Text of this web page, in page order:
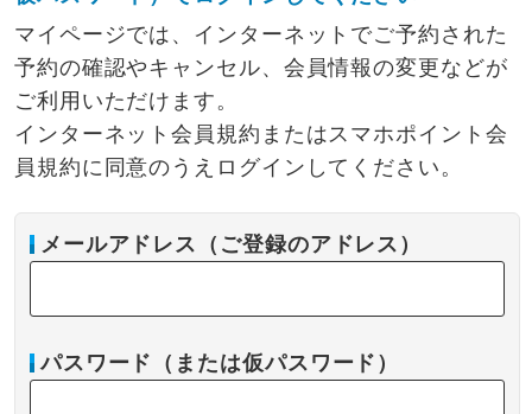
マイページでは、インターネットでご予約された
予約の確認やキャンセル、会員情報の変更などが
ご利用いただけます。
インターネット会員規約またはスマホポイント会
員規約に同意のうえログインしてください。
メールアドレス（ご登録のアドレス）
パスワード（または仮パスワード）